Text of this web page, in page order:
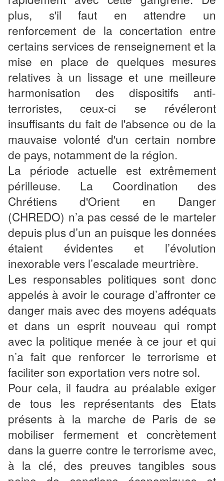
plus, s'il faut en attendre un
renforcement de la concertation entre
certains services de renseignement et la
mise en place de quelques mesures
relatives à un lissage et une meilleure
harmonisation des dispositifs anti-
terroristes, ceux-ci se révéleront
insuffisants du fait de l'absence ou de la
mauvaise volonté d'un certain nombre
de pays, notamment de la région.
La période actuelle est extrêmement
périlleuse. La Coordination des
Chrétiens d'Orient en Danger
(CHREDO) n’a pas cessé de le marteler
depuis plus d’un an puisque les données
étaient évidentes et l’évolution
inexorable vers l’escalade meurtrière.
Les responsables politiques sont donc
appelés à avoir le courage d’affronter ce
danger mais avec des moyens adéquats
et dans un esprit nouveau qui rompt
avec la politique menée à ce jour et qui
n’a fait que renforcer le terrorisme et
faciliter son exportation vers notre sol.
Pour cela, il faudra au préalable exiger
de tous les représentants des Etats
présents à la marche de Paris de se
mobiliser fermement et concrètement
dans la guerre contre le terrorisme avec,
à la clé, des preuves tangibles sous